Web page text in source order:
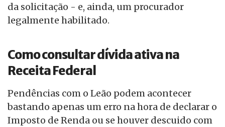
da solicitação - e, ainda, um procurador
legalmente habilitado.
Como consultar dívida ativa na
Receita Federal
Pendências com o Leão podem acontecer
bastando apenas um erro na hora de declarar o
Imposto de Renda ou se houver descuido com